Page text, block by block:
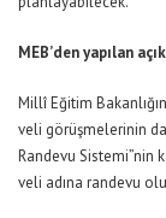
MEB’den yapılan
Millî Eğitim
veli görüşmelerinin
Randevu Sistemi”nin
veli adına randevu